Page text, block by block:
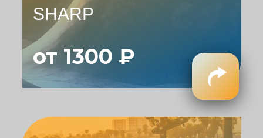
SHARP
от 1300 ₽